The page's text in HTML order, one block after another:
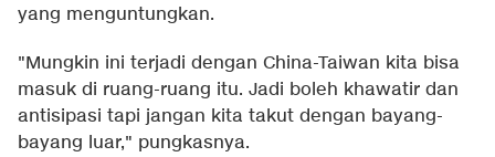
yang menguntungkan.
"Mungkin ini terjadi dengan China-Taiwan kita bisa
masuk di ruang-ruang itu. Jadi boleh khawatir dan
antisipasi tapi jangan kita takut dengan bayang-
bayang luar," pungkasnya.